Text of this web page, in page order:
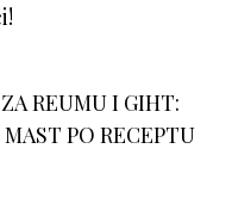
REUMU I GIHT:
PO RECEPTU